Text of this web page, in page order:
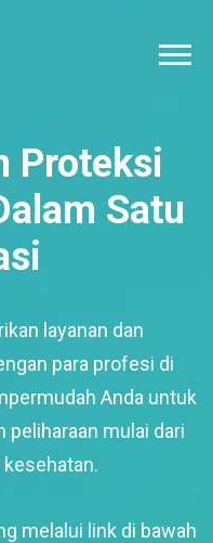
Proteksi
Satu
layanan dan
para profesi di
Anda untuk
mulai dari
melalui link di bawah